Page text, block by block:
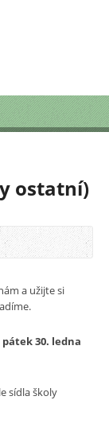
ostatní)
a užijte si
pátek 30. ledna
sídla školy